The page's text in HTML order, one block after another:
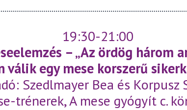
19:30-21:00
– „Az ördög három
válik egy mese korszerű
Szedlmayer Bea és Korpusz
trénerek, A mese gyógyít c.